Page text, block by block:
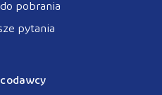
pobrania
pytania